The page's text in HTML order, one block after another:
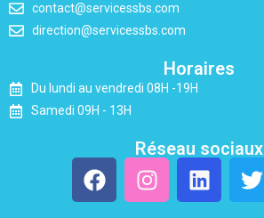
contact@servicessbs.com
direction@servicessbs.com
Horaires
Du lundi au vendredi 08H -19H
Samedi 09H - 13H
Réseau sociaux